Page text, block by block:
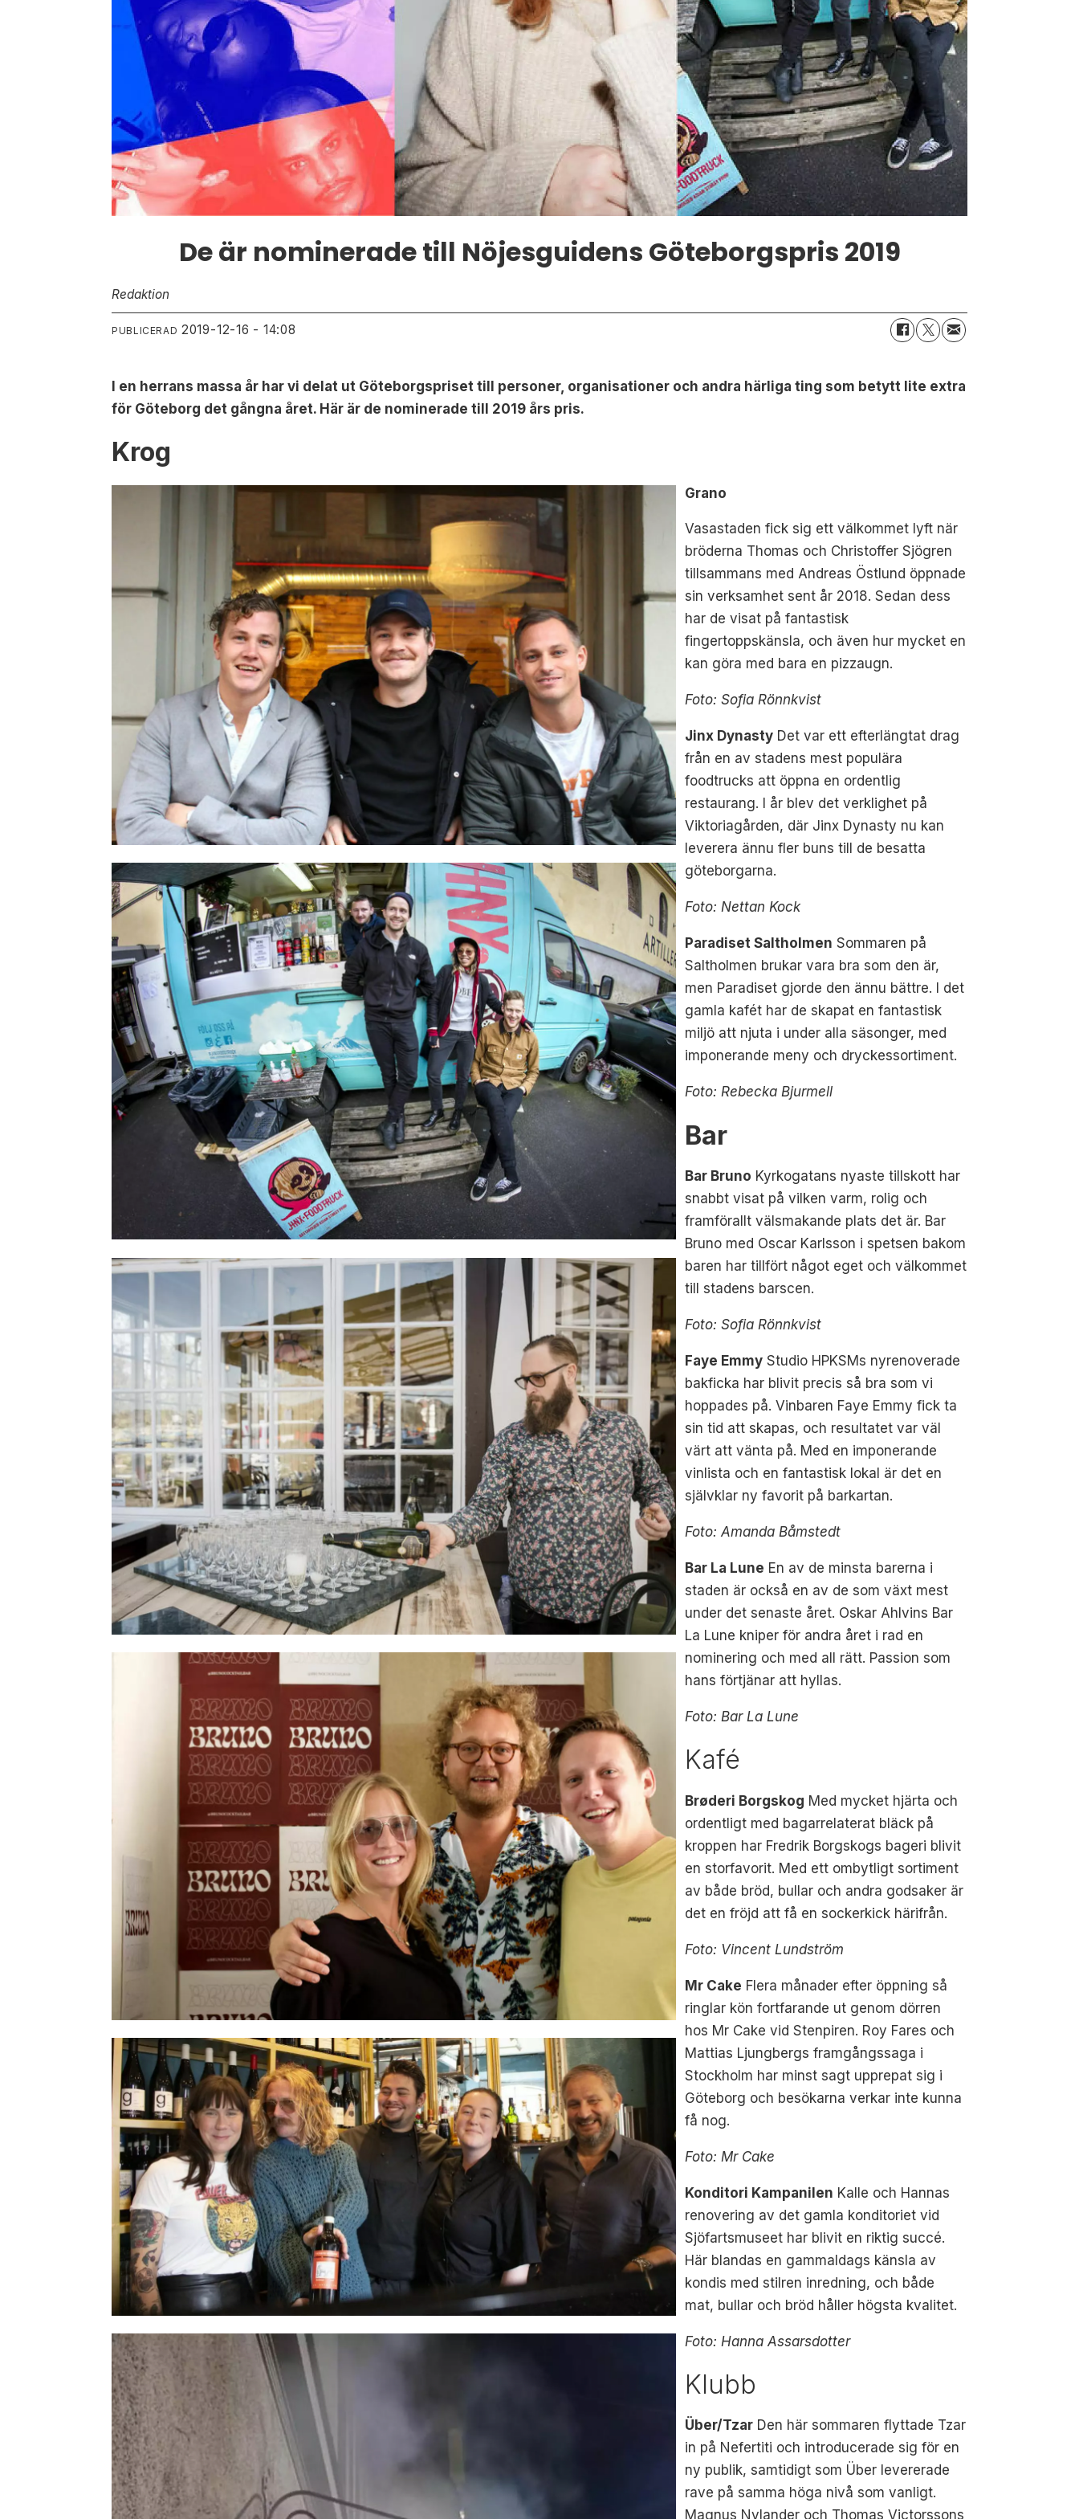
De är nominerade till Nöjesguidens Göteborgspris 2019
Redaktion
PUBLICERAD 2019-12-16 - 14:08
I en herrans massa år har vi delat ut Göteborgspriset till personer, organisationer och andra härliga ting som betytt lite extra
för Göteborg det gångna året. Här är de nominerade till 2019 års pris.
Krog
Grano
Vasastaden fick sig ett välkommet lyft när
bröderna Thomas och Christoffer Sjögren
tillsammans med Andreas Östlund öppnade
sin verksamhet sent år 2018. Sedan dess
har de visat på fantastisk
fingertoppskänsla, och även hur mycket en
kan göra med bara en pizzaugn.
Foto: Sofia Rönnkvist
Jinx Dynasty Det var ett efterlängtat drag
från en av stadens mest populära
foodtrucks att öppna en ordentlig
restaurang. I år blev det verklighet på
Viktoriagården, där Jinx Dynasty nu kan
leverera ännu fler buns till de besatta
göteborgarna.
Foto: Nettan Kock
Paradiset Saltholmen Sommaren på
Saltholmen brukar vara bra som den är,
men Paradiset gjorde den ännu bättre. I det
gamla kafét har de skapat en fantastisk
miljö att njuta i under alla säsonger, med
imponerande meny och dryckessortiment.
Foto: Rebecka Bjurmell
Bar
Bar Bruno Kyrkogatans nyaste tillskott har
snabbt visat på vilken varm, rolig och
framförallt välsmakande plats det är. Bar
Bruno med Oscar Karlsson i spetsen bakom
baren har tillfört något eget och välkommet
till stadens barscen.
Foto: Sofia Rönnkvist
Faye Emmy Studio HPKSMs nyrenoverade
bakficka har blivit precis så bra som vi
hoppades på. Vinbaren Faye Emmy fick ta
sin tid att skapas, och resultatet var väl
värt att vänta på. Med en imponerande
vinlista och en fantastisk lokal är det en
självklar ny favorit på barkartan.
Foto: Amanda Båmstedt
Bar La Lune En av de minsta barerna i
staden är också en av de som växt mest
under det senaste året. Oskar Ahlvins Bar
La Lune kniper för andra året i rad en
nominering och med all rätt. Passion som
hans förtjänar att hyllas.
Foto: Bar La Lune
Kafé
Brøderi Borgskog Med mycket hjärta och
ordentligt med bagarrelaterat bläck på
kroppen har Fredrik Borgskogs bageri blivit
en storfavorit. Med ett ombytligt sortiment
av både bröd, bullar och andra godsaker är
det en fröjd att få en sockerkick härifrån.
Foto: Vincent Lundström
Mr Cake Flera månader efter öppning så
ringlar kön fortfarande ut genom dörren
hos Mr Cake vid Stenpiren. Roy Fares och
Mattias Ljungbergs framgångssaga i
Stockholm har minst sagt upprepat sig i
Göteborg och besökarna verkar inte kunna
få nog.
Foto: Mr Cake
Konditori Kampanilen Kalle och Hannas
renovering av det gamla konditoriet vid
Sjöfartsmuseet har blivit en riktig succé.
Här blandas en gammaldags känsla av
kondis med stilren inredning, och både
mat, bullar och bröd håller högsta kvalitet.
Foto: Hanna Assarsdotter
Klubb
Über/Tzar Den här sommaren flyttade Tzar
in på Nefertiti och introducerade sig för en
ny publik, samtidigt som Über levererade
rave på samma höga nivå som vanligt.
Magnus Nylander och Thomas Victorssons